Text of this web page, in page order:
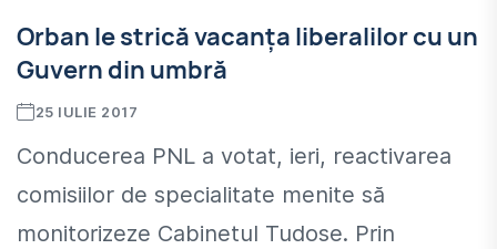
Orban le strică vacanța liberalilor cu un
Guvern din umbră
25 IULIE 2017
Conducerea PNL a votat, ieri, reactivarea
comisiilor de specialitate menite să
monitorizeze Cabinetul Tudose. Prin